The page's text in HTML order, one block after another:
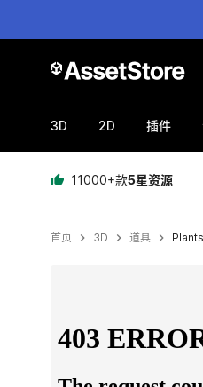
3D 2D 插件
11000+款5星资源
首页 3D 道具